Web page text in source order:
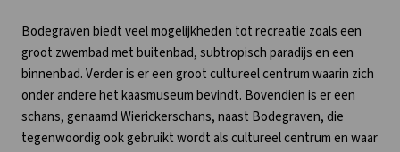
Bodegraven biedt veel mogelijkheden tot recreatie zoals een
groot zwembad met buitenbad, subtropisch paradijs en een
binnenbad. Verder is er een groot cultureel centrum waarin zich
onder andere het kaasmuseum bevindt. Bovendien is er een
schans, genaamd Wierickerschans, naast Bodegraven, die
tegenwoordig ook gebruikt wordt als cultureel centrum en waar